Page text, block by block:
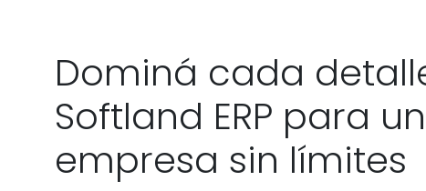
Dominá cada
Softland ERP para
empresa sin límites